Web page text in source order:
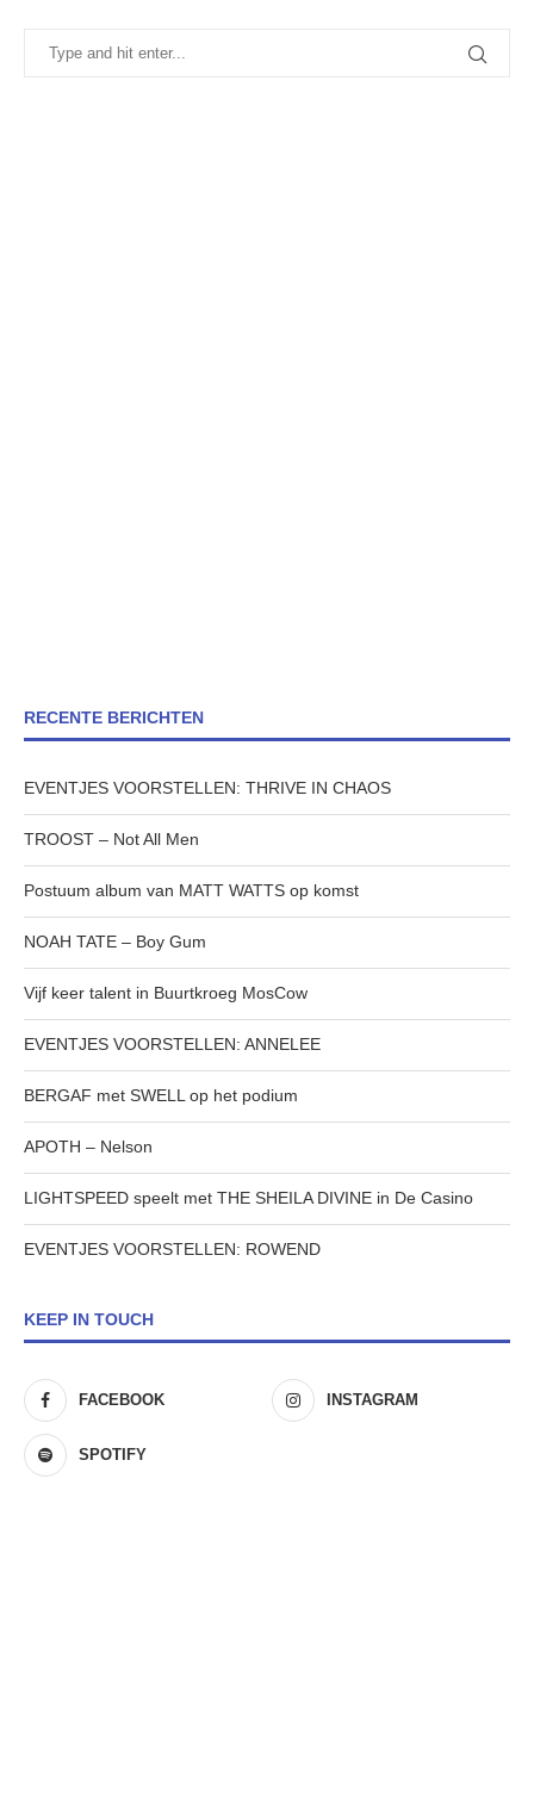
RECENTE BERICHTEN
EVENTJES VOORSTELLEN: THRIVE IN CHAOS
TROOST – Not All Men
Postuum album van MATT WATTS op komst
NOAH TATE – Boy Gum
Vijf keer talent in Buurtkroeg MosCow
EVENTJES VOORSTELLEN: ANNELEE
BERGAF met SWELL op het podium
APOTH – Nelson
LIGHTSPEED speelt met THE SHEILA DIVINE in De Casino
EVENTJES VOORSTELLEN: ROWEND
KEEP IN TOUCH
FACEBOOK INSTAGRAM
SPOTIFY